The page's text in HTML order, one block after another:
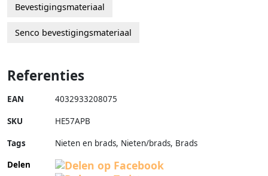
Bevestigingsmateriaal
Senco bevestigingsmateriaal
Referenties
EAN 4032933208075
SKU HE57APB
Tags
Nieten en brads, Nieten/brads, Brads
Delen